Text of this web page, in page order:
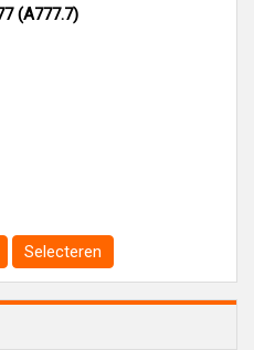
(A777.7)
Selecteren